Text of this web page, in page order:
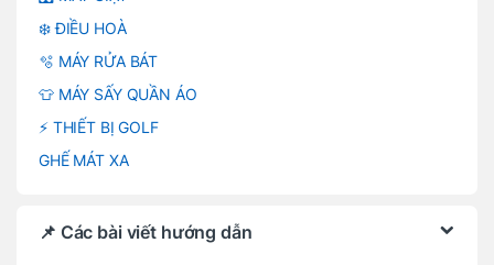
❄️ ĐIỀU HOÀ
🫧 MÁY RỬA BÁT
👕 MÁY SẤY QUẦN ÁO
⚡ THIẾT BỊ GOLF
GHẾ MÁT XA
📌 Các bài viết hướng dẫn